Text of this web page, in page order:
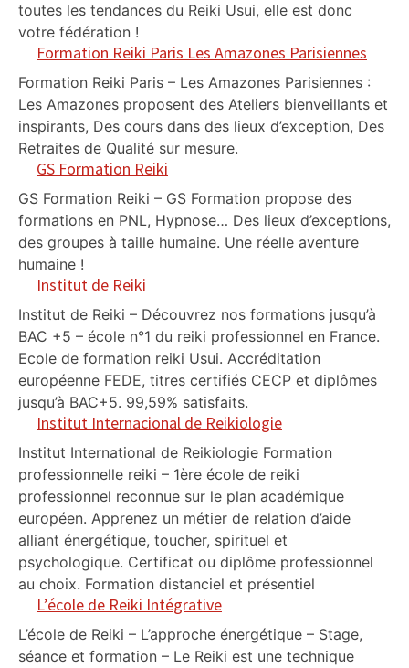
toutes les tendances du Reiki Usui, elle est donc
votre fédération !
Formation Reiki Paris Les Amazones Parisiennes
Formation Reiki Paris – Les Amazones Parisiennes :
Les Amazones proposent des Ateliers bienveillants et
inspirants, Des cours dans des lieux d’exception, Des
Retraites de Qualité sur mesure.
GS Formation Reiki
GS Formation Reiki – GS Formation propose des
formations en PNL, Hypnose… Des lieux d’exceptions,
des groupes à taille humaine. Une réelle aventure
humaine !
Institut de Reiki
Institut de Reiki – Découvrez nos formations jusqu’à
BAC +5 – école n°1 du reiki professionnel en France.
Ecole de formation reiki Usui. Accréditation
européenne FEDE, titres certifiés CECP et diplômes
jusqu’à BAC+5. 99,59% satisfaits.
Institut Internacional de Reikiologie
Institut International de Reikiologie Formation
professionnelle reiki – 1ère école de reiki
professionnel reconnue sur le plan académique
européen. Apprenez un métier de relation d’aide
alliant énergétique, toucher, spirituel et
psychologique. Certificat ou diplôme professionnel
au choix. Formation distanciel et présentiel
L’école de Reiki Intégrative
L’école de Reiki – L’approche énergétique – Stage,
séance et formation – Le Reiki est une technique